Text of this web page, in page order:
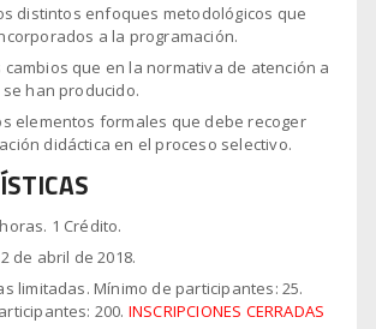
distintos enfoques metodológicos que
a la programación.
cambios que en la normativa de atención a
han producido.
elementos formales que debe recoger
didáctica en el proceso selectivo.
1 Crédito.
de abril de 2018.
limitadas. Mínimo de participantes: 25.
200. INSCRIPCIONES CERRADAS